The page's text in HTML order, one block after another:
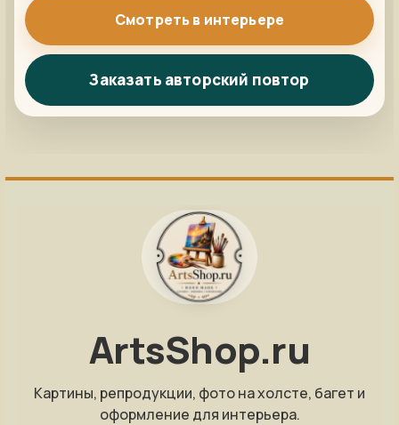
Смотреть в интерьере
Заказать авторский повтор
ArtsShop.ru
Картины, репродукции, фото на холсте, багет и
оформление для интерьера.